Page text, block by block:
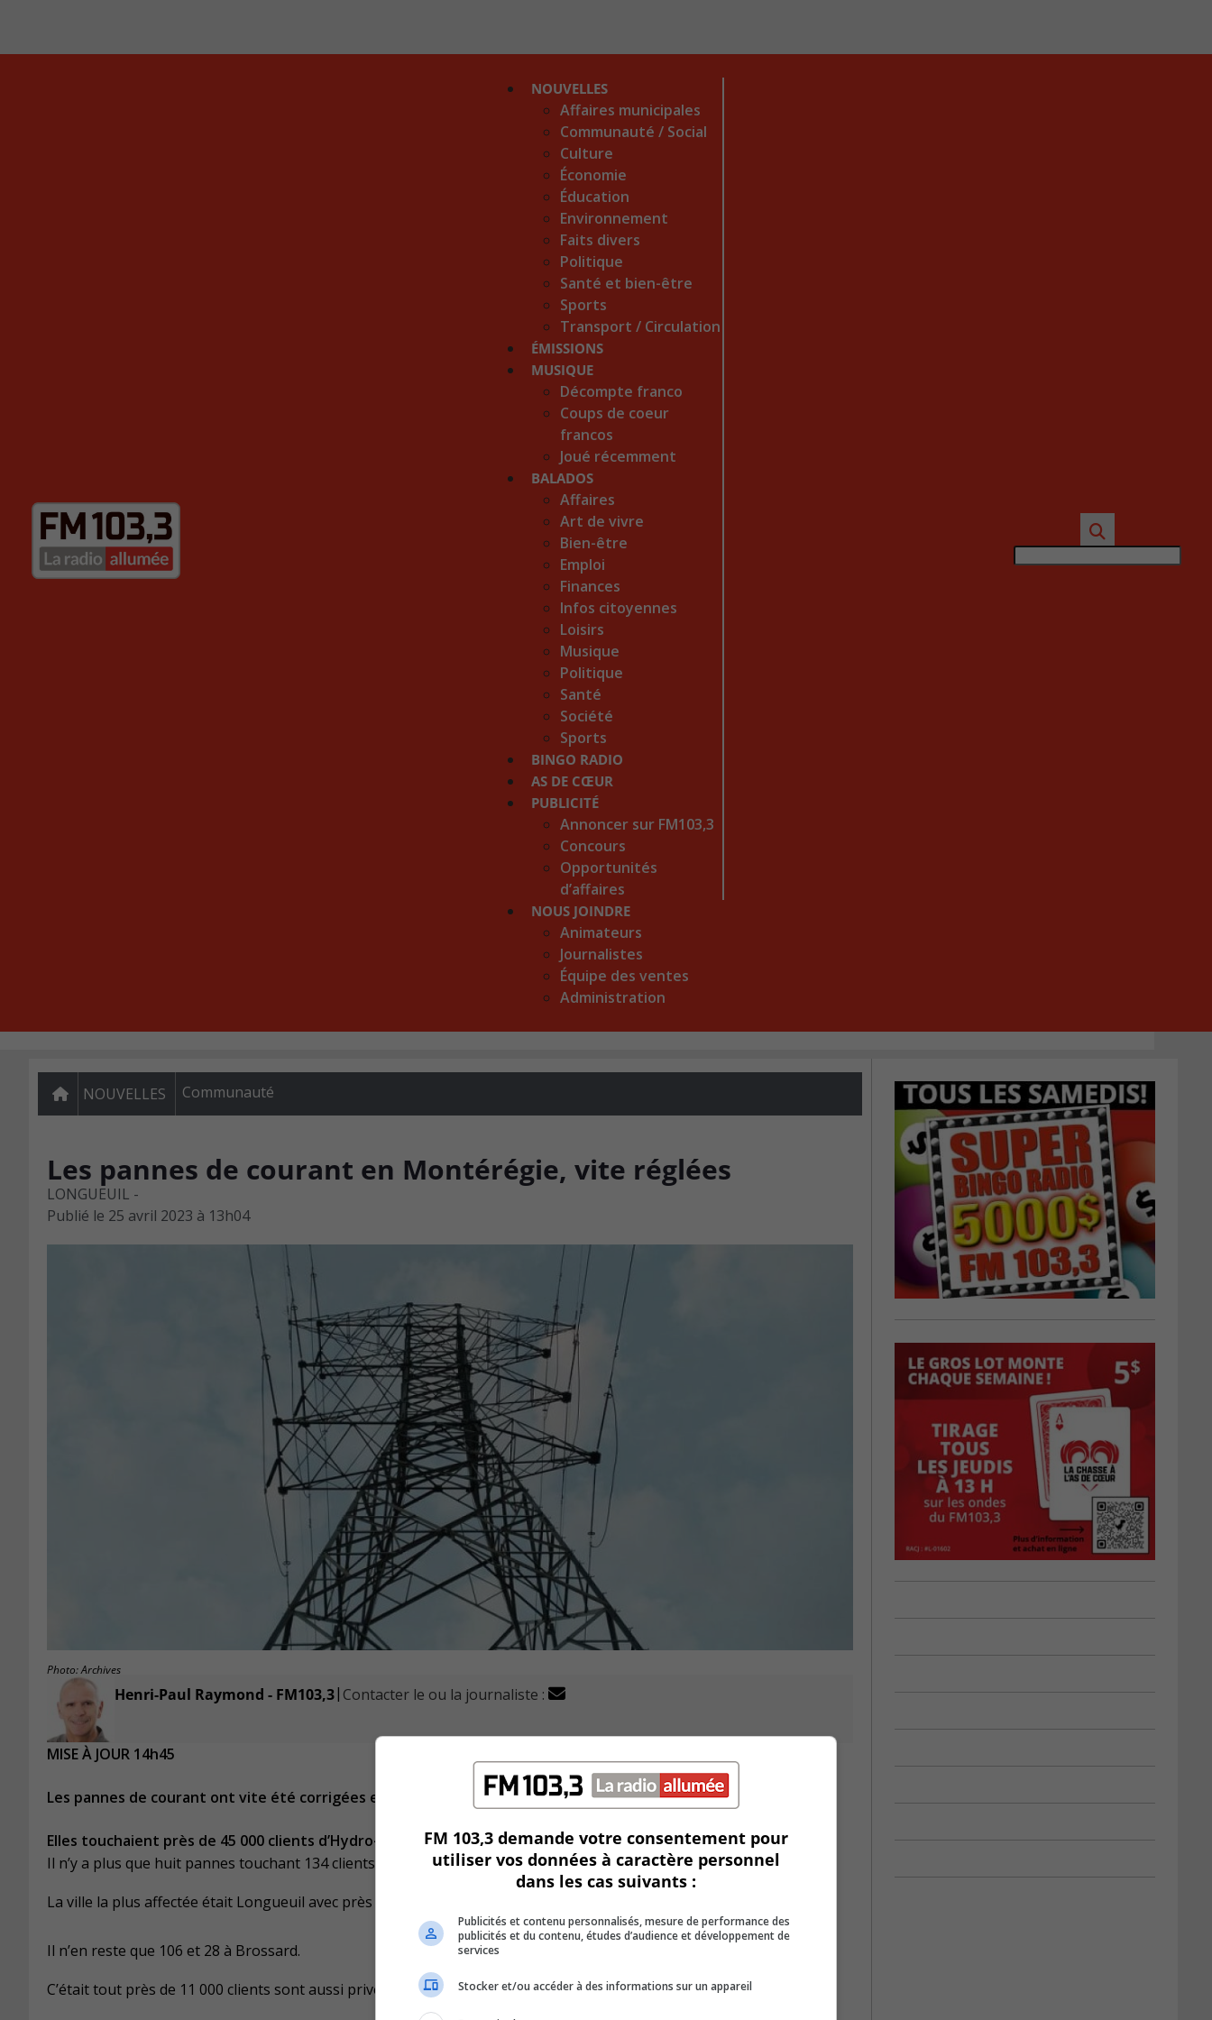
NOUVELLES
Affaires municipales
Communauté / Social
Culture
Économie
Éducation
Environnement
Faits divers
Politique
Santé et bien-être
Sports
Transport / Circulation
ÉMISSIONS
MUSIQUE
Décompte franco
Coups de coeur
francos
Joué récemment
BALADOS
Affaires
Art de vivre
Bien-être
Emploi
Finances
Infos citoyennes
Loisirs
Musique
Politique
Santé
Société
Sports
BINGO RADIO
AS DE CŒUR
PUBLICITÉ
Annoncer sur FM103,3
Concours
Opportunités
d’affaires
NOUS JOINDRE
Animateurs
Journalistes
Équipe des ventes
Administration
NOUVELLES Communauté
Les pannes de courant en Montérégie, vite réglées
LONGUEUIL -
Publié le 25 avril 2023 à 13h04
Photo: Archives
Henri-Paul Raymond - FM103,3| Contacter le ou la journaliste :
MISE À JOUR 14h45
Les pannes de courant ont vite été corrigées en Montérégie et dans le secteur de Longueuil
Elles touchaient près de 45 000 clients d’Hydro-Québec dans l’agglomération, mardi à 12h30.
Il n’y a plus que huit pannes touchant 134 clients, deux heures plus tard.
La ville la plus affectée était Longueuil avec près de 32 400 abonnés sans courant.
Il n’en reste que 106 et 28 à Brossard.
C’était tout près de 11 000 clients sont aussi privés d’électricité dans cette ville.
FM 103,3 demande votre consentement pour
utiliser vos données à caractère personnel
dans les cas suivants :
Publicités et contenu personnalisés, mesure de performance des
publicités et du contenu, études d’audience et développement de
services
Stocker et/ou accéder à des informations sur un appareil